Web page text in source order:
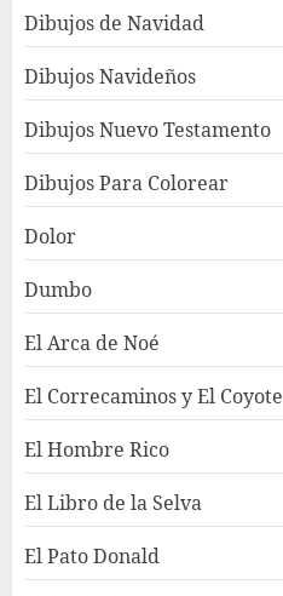
Dibujos de Navidad
Dibujos Navideños
Dibujos Nuevo Testamento
Dibujos Para Colorear
Dolor
Dumbo
El Arca de Noé
El Correcaminos y El Coyote
El Hombre Rico
El Libro de la Selva
El Pato Donald